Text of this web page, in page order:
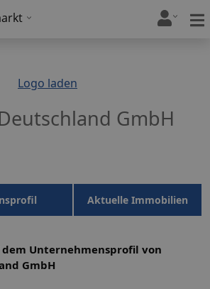
Logo laden
GmbH
Aktuelle Immobilien
Unternehmensprofil von
GmbH